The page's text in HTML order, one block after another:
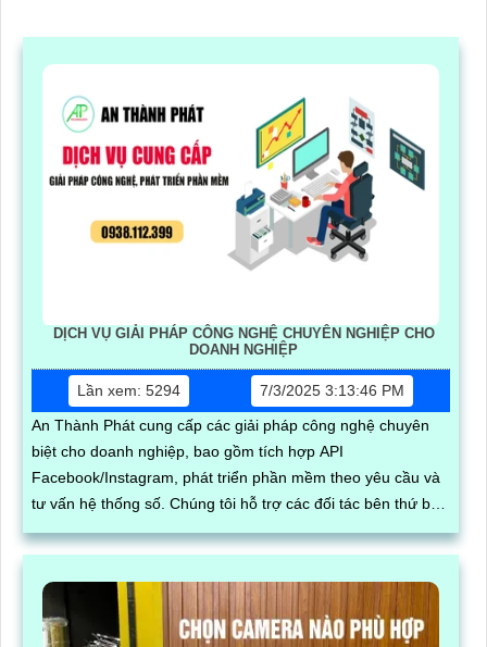
DỊCH VỤ GIẢI PHÁP CÔNG NGHỆ CHUYÊN NGHIỆP CHO
DOANH NGHIỆP
Lần xem: 5294
7/3/2025 3:13:46 PM
An Thành Phát cung cấp các giải pháp công nghệ chuyên
biệt cho doanh nghiệp, bao gồm tích hợp API
Facebook/Instagram, phát triển phần mềm theo yêu cầu và
tư vấn hệ thống số. Chúng tôi hỗ trợ các đối tác bên thứ ba
xây dựng, vận hành và mở rộng hệ thống trên nền tảng
mạng xã hội, giúp tối ưu hóa quy trình kinh doanh và kết nối
khách hàng hiệu quả trong thời đại số